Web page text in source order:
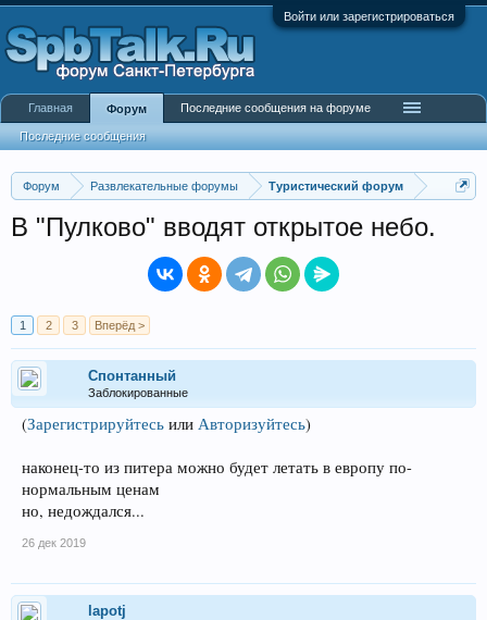
Войти или зарегистрироваться
Форум Развлекательные форумы Туристический форум
В "Пулково" вводят открытое небо.
1 2 3 Вперёд >
Спонтанный
Заблокированные
(Зарегистрируйтесь или Авторизуйтесь)
наконец-то из питера можно будет летать в европу по-
нормальным ценам
но, недождался...
26 дек 2019
lapotj
Главная Форум
Последние сообщения
Последние сообщения на форуме